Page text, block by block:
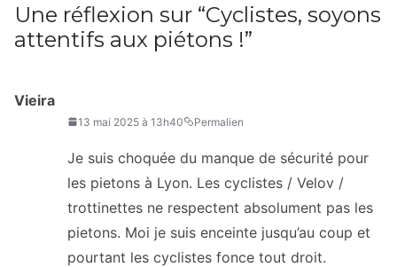
Une réflexion sur “Cyclistes, soyons
attentifs aux piétons !”
Vieira
13 mai 2025 à 13h40 Permalien
Je suis choquée du manque de sécurité pour
les pietons à Lyon. Les cyclistes / Velov /
trottinettes ne respectent absolument pas les
pietons. Moi je suis enceinte jusqu’au coup et
pourtant les cyclistes fonce tout droit.